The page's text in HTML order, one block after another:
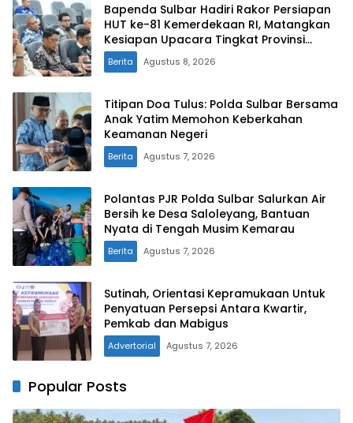
Bapenda Sulbar Hadiri Rakor Persiapan
HUT ke-81 Kemerdekaan RI, Matangkan
Kesiapan Upacara Tingkat Provinsi
Sulawesi Barat
Berita Agustus 8, 2026
Titipan Doa Tulus: Polda Sulbar Bersama
Anak Yatim Memohon Keberkahan
Keamanan Negeri
Berita Agustus 7, 2026
Polantas PJR Polda Sulbar Salurkan Air
Bersih ke Desa Saloleyang, Bantuan
Nyata di Tengah Musim Kemarau
Berita Agustus 7, 2026
Sutinah, Orientasi Kepramukaan Untuk
Penyatuan Persepsi Antara Kwartir,
Pemkab dan Mabigus
Advertorial Agustus 7, 2026
Popular Posts